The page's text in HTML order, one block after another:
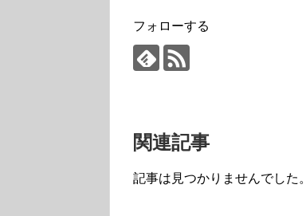
フォローする
関連記事
記事は見つかりませんでした。